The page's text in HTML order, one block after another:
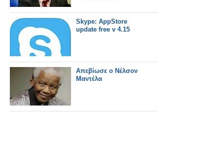
Skype: AppStore
update free v 4.15
Απεβίωσε ο Νέλσον
Μαντέλα